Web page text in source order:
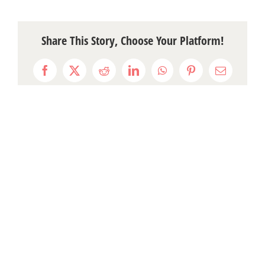
Share This Story, Choose Your Platform!
Facebook
X RedditLinkedInWhatsAppPinterestEmail